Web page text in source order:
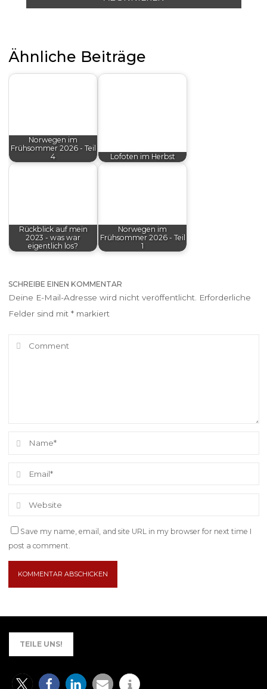
Ähnliche Beiträge
Norwegen im
Frühsommer 2026 - Teil
4
Lofoten im Herbst
Rückblick auf mein
2023 - was war
eigentlich los?
Norwegen im
Frühsommer 2026 - Teil
1
SCHREIBE EINEN KOMMENTAR
Deine E-Mail-Adresse wird nicht veröffentlicht. Erforderliche
Felder sind mit *markiert
Save my name, email, and site URL in my browser for next time I
post a comment.
TEILE UNS!